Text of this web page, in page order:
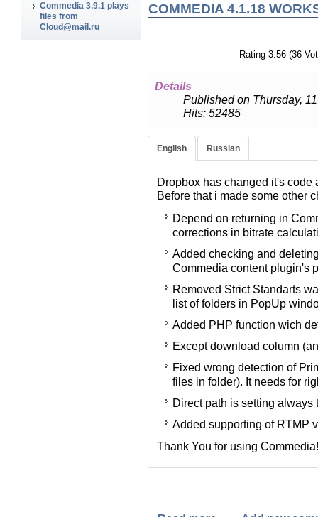
Commedia 3.9.1 plays
files from
Cloud@mail.ru
COMMEDIA 4.1.18
Rating 3.56 (36
Details
Published on Thursday,
Hits: 52485
English Russian
Dropbox has changed it's code
Before that i made some other
Depend on returning in
corrections in bitrate
Added checking and
Commedia content plugin's
Removed Strict Standarts
list of folders in PopUp
Added PHP function wich
Except download column
Fixed wrong detection of
files in folder). It needs for
Direct path is setting
Added supporting of RTMP
Thank You for using Commedia!
вносить изменения в
другие коррективы:
В связи с недавним
версии 1.9.7 внесены
файла.
параметров ширины и
плеера Commedia.
Устранено
файле выбора списка
Административной панели.
Добавлена функция для
PHP (iPad, iPhone, iPod).
Исключено отображение
устройств.
Исправлено неверное
таблице, зависящее от
таблице).
Задано принудительная
мобильных устройствах.
Добавлена поддержка
Спасибо Вам за поддержку